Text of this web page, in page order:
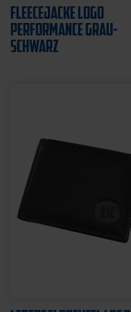
FLEECEJACKE LOGO
PERFORMANCE GRAU-
SCHWARZ